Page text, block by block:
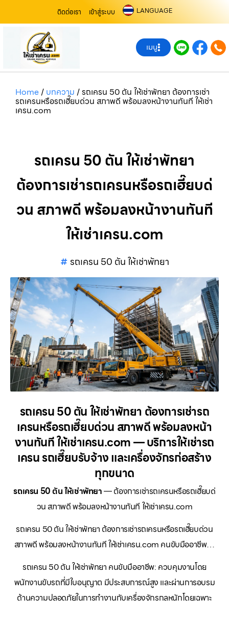
ติดต่อเรา เข้าสู่ระบบ LANGUAGE
เมนู
Home/ บทความ /รถเครน 50 ตัน ให้เช่าพัทยา ต้องการเช่า
รถเครนหรือรถเฮี๊ยบด่วน สภาพดี พร้อมลงหน้างานทันที ให้เช่า
เครน.com
รถเครน 50 ตัน ให้เช่าพัทยา
ต้องการเช่ารถเครนหรือรถเฮี๊ยบด่
วน สภาพดี พร้อมลงหน้างานทันที
ให้เช่าเครน.com
รถเครน 50 ตัน ให้เช่าพัทยา
รถเครน 50 ตัน ให้เช่าพัทยา ต้องการเช่ารถ
เครนหรือรถเฮี๊ยบด่วน สภาพดี พร้อมลงหน้า
งานทันที ให้เช่าเครน.com — บริการให้เช่ารถ
เครน รถเฮี๊ยบรับจ้าง และเครื่องจักรก่อสร้าง
ทุกขนาด
รถเครน 50 ตัน ให้เช่าพัทยา— ต้องการเช่ารถเครนหรือรถเฮี๊ยบด่
วน สภาพดี พร้อมลงหน้างานทันที ให้เช่าเครน.com
รถเครน 50 ตัน ให้เช่าพัทยา ต้องการเช่ารถเครนหรือรถเฮี๊ยบด่วน
สภาพดี พร้อมลงหน้างานทันที ให้เช่าเครน.com คนขับมืออาชีพ…
รถเครน 50 ตัน ให้เช่าพัทยา คนขับมืออาชีพ: ควบคุมงานโดย
พนักงานขับรถที่มีใบอนุญาต มีประสบการณ์สูง และผ่านการอบรม
ด้านความปลอดภัยในการทำงานกับเครื่องจักรกลหนักโดยเฉพาะ